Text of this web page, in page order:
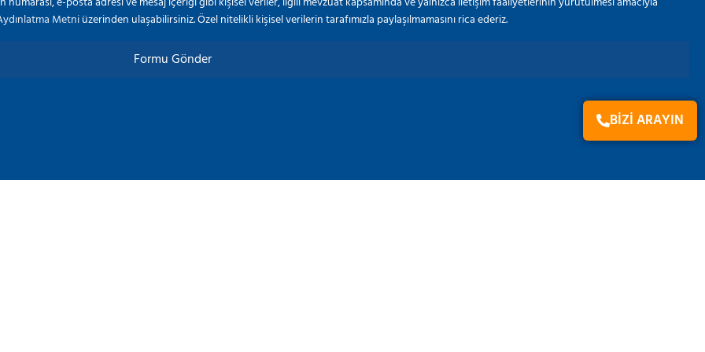
BİZİ ARAYIN
Metniüzerinden ulaşabilirsiniz. Özel nitelikli kişisel verilerin tarafımızla paylaşılmamasını rica ederiz.
Formu Gönder